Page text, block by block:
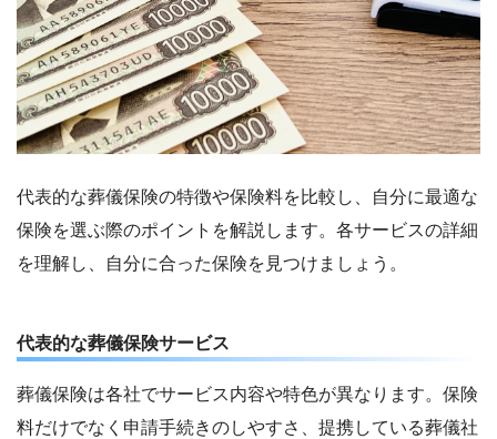
代表的な葬儀保険の特徴や保険料を比較し、自分に最適な
保険を選ぶ際のポイントを解説します。各サービスの詳細
を理解し、自分に合った保険を見つけましょう。
代表的な葬儀保険サービス
葬儀保険は各社でサービス内容や特色が異なります。保険
料だけでなく申請手続きのしやすさ、提携している葬儀社